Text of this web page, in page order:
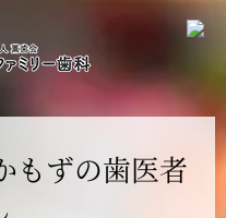
11月
9月
もずの歯医者